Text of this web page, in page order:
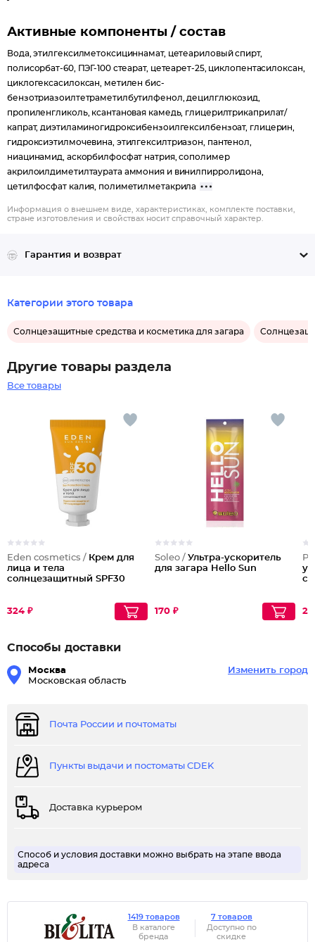
Активные компоненты / состав
Вода, этилгексилметоксициннамат, цетеариловый спирт,
полисорбат-60, ПЭГ-100 стеарат, цетеарет-25, циклопентасилоксан,
циклогексасилоксан, метилен бис-
бензотриазоилтетраметилбутилфенол, децилглюкозид,
пропиленгликоль, ксантановая камедь, глицерилтрикаприлат/
капрат, диэтиламиногидроксибензоилгексилбензоат, глицерин,
гидроксиэтилмочевина, этилгексилтриазон, пантенол,
ниацинамид, аскорбилфосфат натрия, сополимер
акрилоилдиметилтаурата аммония и винилпирролидона,
цетилфосфат калия, полиметилметакрила
Информация о внешнем виде, характеристиках, комплекте поставки,
стране изготовления и свойствах носит справочный характер.
Гарантия и возврат
Категории этого товара
Солнцезащитные средства и косметика для загара
Другие товары раздела
Все товары
Eden cosmetics / Крем для
лица и тела
солнцезащитный SPF30
324 ₽
Soleo / Ультра-ускоритель
для загара Hello Sun
170 ₽
Способы доставки
Москва
Московская область
Изменить город
Почта России и почтоматы
Пункты выдачи и постоматы CDEK
Доставка курьером
Способ и условия доставки можно выбрать на этапе ввода
адреса
1419 товаров
В каталоге
бренда
7 товаров
Доступно по
скидке